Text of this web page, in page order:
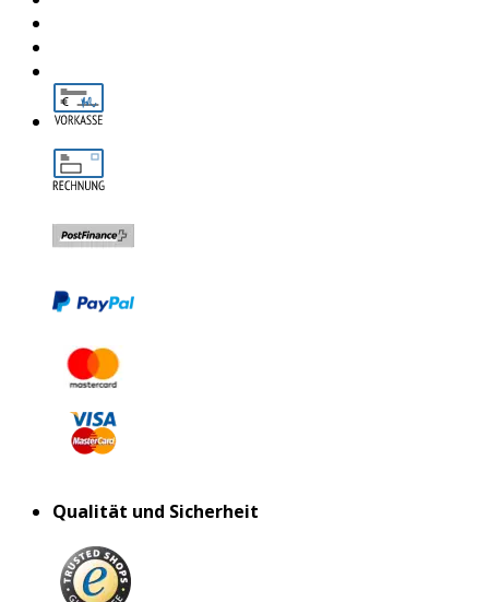
Qualität und Sicherheit